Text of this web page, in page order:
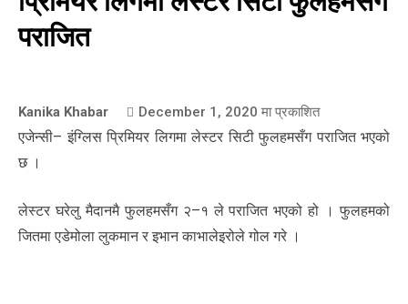
पराजित
Kanika Khabar December 1, 2020 मा प्रकाशित
एजेन्सी– इंग्लिस प्रिमियर लिगमा लेस्टर सिटी फुलहमसँग पराजित भएको
छ ।
लेस्टर घरेलु मैदानमै फुलहमसँग २–१ ले पराजित भएको हो । फुलहमको
जितमा एडेमोला लुकमान र इभान काभालेइरोले गोल गरे ।